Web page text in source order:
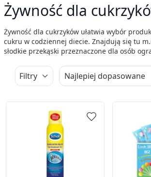
Żywność dla
Żywność dla cukrzyków ułatwia wybór
cukru w codziennej diecie. Znajdują się tu
słodkie przekąski przeznaczone dla osób
Filtry